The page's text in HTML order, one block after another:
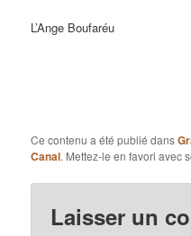
L’Ange Boufaréu
Ce contenu a été publié dans
Canal. Mettez-le en favori avec
Laisser un